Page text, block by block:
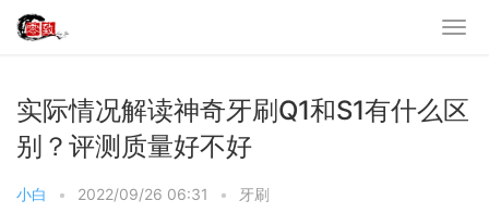
实际情况解读神奇牙刷Q1和S1有什么区
别？评测质量好不好
小白 • 2022/09/26 06:31 • 牙刷